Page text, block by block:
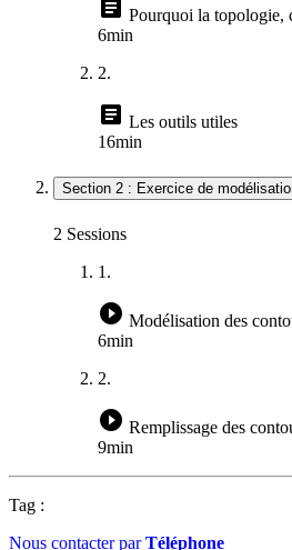
article Pourquoi la topologie,
6min
2.
article Les outils utiles
16min
Section 2 : Exercice de
2 Sessions
1.
play_circle_filled Modélisation des
6min
2.
play_circle_filled Remplissage des
9min
Tag :
Nous contacter parTéléphone